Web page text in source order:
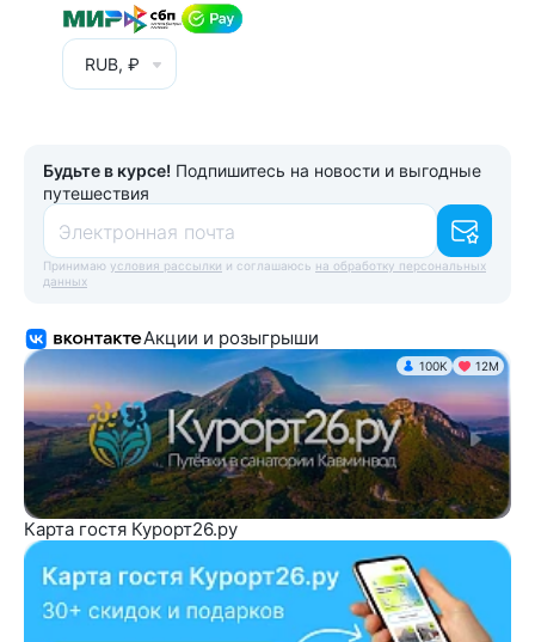
RUB, ₽
Будьте в курсе! Подпишитесь на новости и выгодные
путешествия
Электронная почта
Принимаю условия рассылки и соглашаюсь на обработку персональных
данных
Акции и розыгрыши
100K 12М
Карта гостя Курорт26.ру